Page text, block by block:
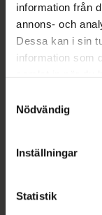
information från
annons- och
Dessa kan i sin
information som
samlat in när du
återkalla ditt
lagligheten av
Nödvändig
Inställningar
Statistik
EAN:
syd till Lappland i